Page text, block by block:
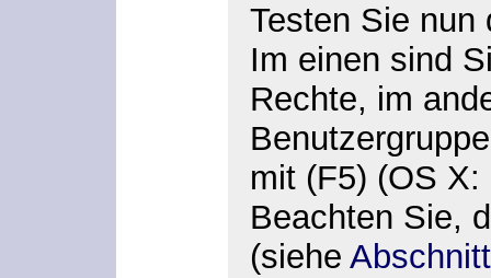
Testen Sie nun
Im einen sind
Rechte, im
mit (F5) (OS X:
Beachten Sie,
(siehe